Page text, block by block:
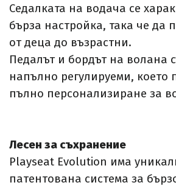
Седалката на водача се
бърза настройка, така че да
от деца до възрастни.
Педалът и бордът на волана
напълно регулируеми, което
пълно персонализиране за
Лесен за съхранение
Playseat Evolution има
патентована система за